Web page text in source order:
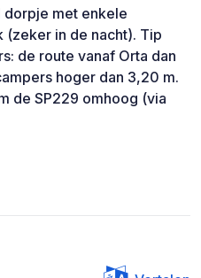
dorpje met enkele
(zeker in de nacht). Tip
de route vanaf Orta dan
hoger dan 3,20 m.
de SP229 omhoog (via